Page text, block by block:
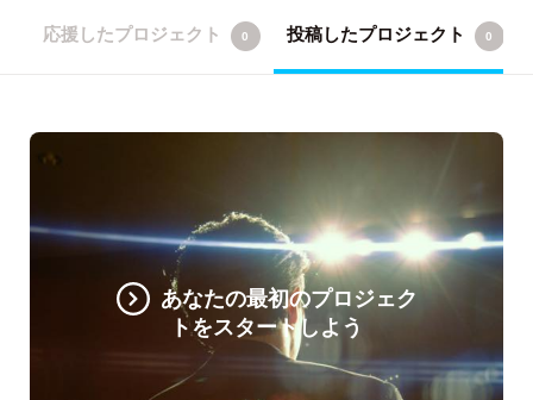
応援したプロジェクト 0 投稿したプロジェクト 0
あなたの最初のプロジェク
トをスタートしよう